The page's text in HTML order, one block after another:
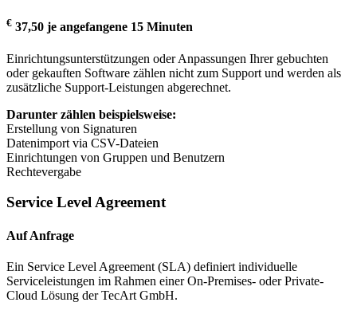
€ 37,50 je angefangene 15 Minuten
Einrichtungsunterstützungen oder Anpassungen Ihrer gebuchten
oder gekauften Software zählen nicht zum Support und werden als
zusätzliche Support-Leistungen abgerechnet.
Darunter zählen beispielsweise:
Erstellung von Signaturen
Datenimport via CSV-Dateien
Einrichtungen von Gruppen und Benutzern
Rechtevergabe
Service Level Agreement
Auf Anfrage
Ein Service Level Agreement (SLA) definiert individuelle
Serviceleistungen im Rahmen einer On-Premises- oder Private-
Cloud Lösung der TecArt GmbH.